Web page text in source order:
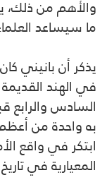
والأهم من ذلك،
ما سيساعد
يذكر أن بانيني
في الهند
السادس والرابع
به واحدة من أعظم
ابتكر في واقع
المعيارية في